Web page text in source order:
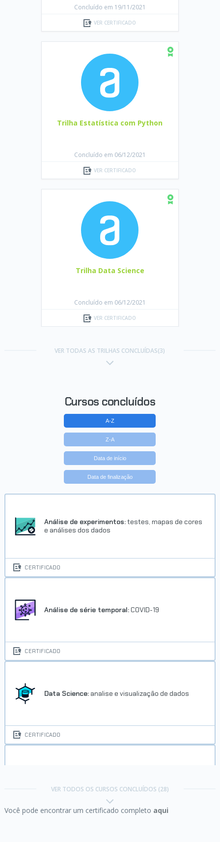
Concluído em 19/11/2021
VER CERTIFICADO
Trilha Estatística com Python
Concluído em 06/12/2021
VER CERTIFICADO
Trilha Data Science
Concluído em 06/12/2021
VER CERTIFICADO
VER TODAS AS TRILHAS CONCLUÍDAS(3)
Cursos concluídos
A-Z
Z-A
Data de início
Data de finalização
Análise de experimentos:testes, mapas de cores
e análises dos dados
CERTIFICADO
Análise de série temporal: COVID-19
CERTIFICADO
Data Science: analise e visualização de dados
CERTIFICADO
VER TODOS OS CURSOS CONCLUÍDOS (28)
Você pode encontrar um certificado completo aqui